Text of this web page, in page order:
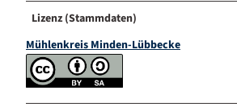
Lizenz (Stammdaten)
Mühlenkreis Minden-Lübbecke